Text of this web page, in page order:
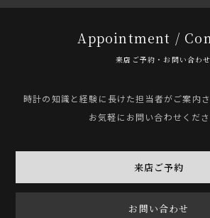
Appointment /
来店ご予約・お問い合わせ
時計の知識と経験に長けた担当者がご案内さ
お気軽にお問い合わせくださ
来店ご予約
お問い合わせ